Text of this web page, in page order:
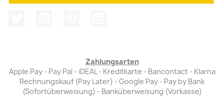
Zahlungsarten
Apple Pay - Pay Pal - iDEAL - Kreditkarte - Bancontact - Klarna
Rechnungskauf (Pay Later) - Google Pay - Pay by Bank
(Sofortüberweisung) - Banküberweisung (Vorkasse)